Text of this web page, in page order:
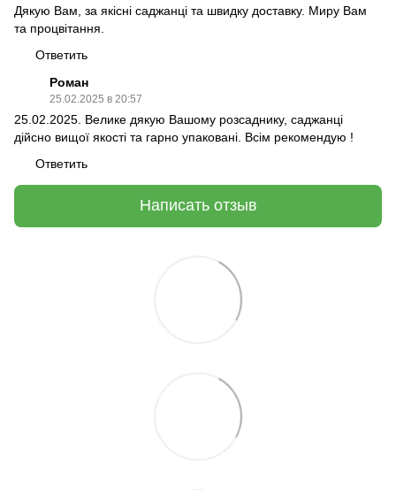
Дякую Вам, за якісні саджанці та швидку доставку. Миру Вам
та процвітання.
Ответить
Роман
25.02.2025 в 20:57
25.02.2025. Велике дякую Вашому розсаднику, саджанці
дійсно вищої якості та гарно упаковані. Всім рекомендую !
Ответить
Написать отзыв